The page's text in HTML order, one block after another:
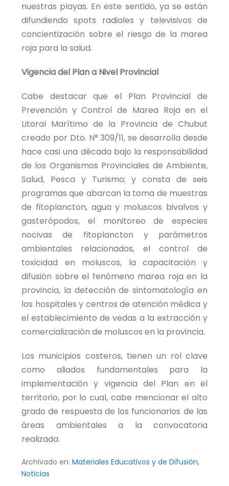
nuestras playas. En este sentido, ya se están
difundiendo spots radiales y televisivos de
concientización sobre el riesgo de la marea
roja para la salud.
Vigencia del Plan a Nivel Provincial
Cabe destacar que el Plan Provincial de
Prevención y Control de Marea Roja en el
Litoral Marítimo de la Provincia de Chubut
creado por Dto. N° 309/11, se desarrolla desde
hace casi una década bajo la responsabilidad
de los Organismos Provinciales de Ambiente,
Salud, Pesca y Turismo; y consta de seis
programas que abarcan la toma de muestras
de fitoplancton, agua y moluscos bivalvos y
gasterópodos, el monitoreo de especies
nocivas de fitoplancton y parámetros
ambientales relacionados, el control de
toxicidad en moluscos, la capacitación y
difusión sobre el fenómeno marea roja en la
provincia, la detección de sintomatología en
los hospitales y centros de atención médica y
el establecimiento de vedas a la extracción y
comercialización de moluscos en la provincia.
Los municipios costeros, tienen un rol clave
como aliados fundamentales para la
implementación y vigencia del Plan en el
territorio, por lo cual, cabe mencionar el alto
grado de respuesta de los funcionarios de las
áreas ambientales a la convocatoria
realizada.
Archivado en: Materiales Educativos y de Difusión,
Noticias